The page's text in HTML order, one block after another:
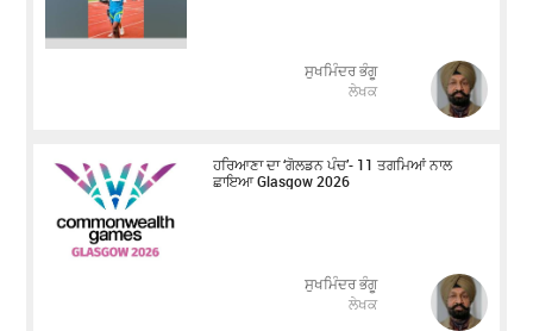
ਸੁਖਮਿੰਦਰ ਭੰਗੂ
ਲੇਖਕ
ਹਰਿਆਣਾ ਦਾ ‘ਗੋਲਡਨ ਪੰਚ’- 11 ਤਗਮਿਆਂ ਨਾਲ
ਛਾਇਆ Glasgow 2026
ਸੁਖਮਿੰਦਰ ਭੰਗੂ
ਲੇਖਕ